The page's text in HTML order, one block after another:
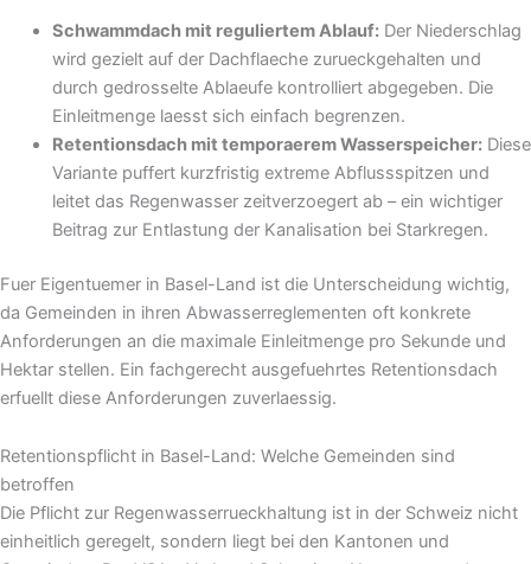
Schwammdach mit reguliertem Ablauf:Der Niederschlag
wird gezielt auf der Dachflaeche zurueckgehalten und
durch gedrosselte Ablaeufe kontrolliert abgegeben. Die
Einleitmenge laesst sich einfach begrenzen.
Retentionsdach mit temporaerem Wasserspeicher:Diese
Variante puffert kurzfristig extreme Abflussspitzen und
leitet das Regenwasser zeitverzoegert ab – ein wichtiger
Beitrag zur Entlastung der Kanalisation bei Starkregen.
Fuer Eigentuemer in Basel-Land ist die Unterscheidung wichtig,
da Gemeinden in ihren Abwasserreglementen oft konkrete
Anforderungen an die maximale Einleitmenge pro Sekunde und
Hektar stellen. Ein fachgerecht ausgefuehrtes Retentionsdach
erfuellt diese Anforderungen zuverlaessig.
Retentionspflicht in Basel-Land: Welche Gemeinden sind
betroffen
Die Pflicht zur Regenwasserrueckhaltung ist in der Schweiz nicht
einheitlich geregelt, sondern liegt bei den Kantonen und